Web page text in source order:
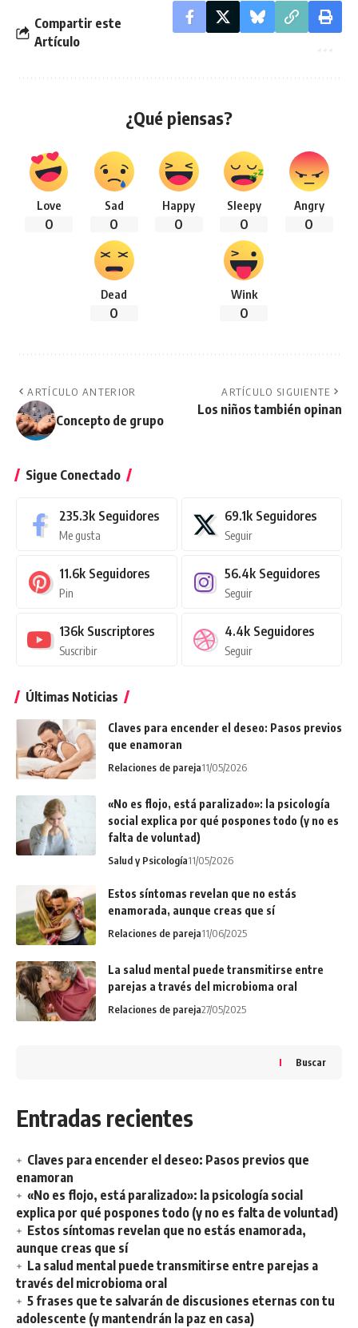
Compartir este
Artículo
¿Qué piensas?
Love
0
Sad
0
Happy
0
Sleepy
0
Angry
0
Dead
0
Wink
0
ARTÍCULO ANTERIOR
Concepto de grupo
ARTÍCULO SIGUIENTE
Los niños también opinan
Sigue Conectado
235.3k Seguidores
Me gusta
69.1k Seguidores
Seguir
11.6k Seguidores
Pin
56.4k Seguidores
Seguir
136k Suscriptores
Suscribir
4.4k Seguidores
Seguir
Últimas Noticias
Claves para encender el deseo: Pasos previos
que enamoran
Relaciones de pareja11/05/2026
«No es flojo, está paralizado»: la psicología
social explica por qué pospones todo (y no es
falta de voluntad)
Salud y Psicología11/05/2026
Estos síntomas revelan que no estás
enamorada, aunque creas que sí
Relaciones de pareja11/06/2025
La salud mental puede transmitirse entre
parejas a través del microbioma oral
Relaciones de pareja27/05/2025
Buscar
Entradas recientes
Claves para encender el deseo: Pasos previos que
enamoran
«No es flojo, está paralizado»: la psicología social
explica por qué pospones todo (y no es falta de voluntad)
Estos síntomas revelan que no estás enamorada,
aunque creas que sí
La salud mental puede transmitirse entre parejas a
través del microbioma oral
5 frases que te salvarán de discusiones eternas con tu
adolescente (y mantendrán la paz en casa)